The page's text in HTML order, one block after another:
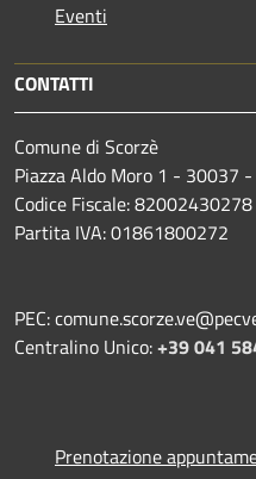
Eventi
CONTATTI
Comune di Scorzè
Piazza Aldo Moro 1 - 30037 -
Codice Fiscale: 82002430278
Partita IVA: 01861800272
PEC:
Centralino Unico:+39 041
Prenotazione